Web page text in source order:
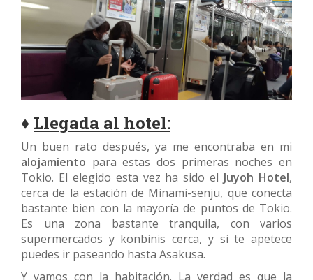
♦ Llegada al hotel:
Un buen rato después, ya me encontraba en mi
alojamiento para estas dos primeras noches en
Tokio. El elegido esta vez ha sido el Juyoh Hotel,
cerca de la estación de Minami-senju, que conecta
bastante bien con la mayoría de puntos de Tokio.
Es una zona bastante tranquila, con varios
supermercados y konbinis cerca, y si te apetece
puedes ir paseando hasta Asakusa.
Y vamos con la habitación. La verdad es que la